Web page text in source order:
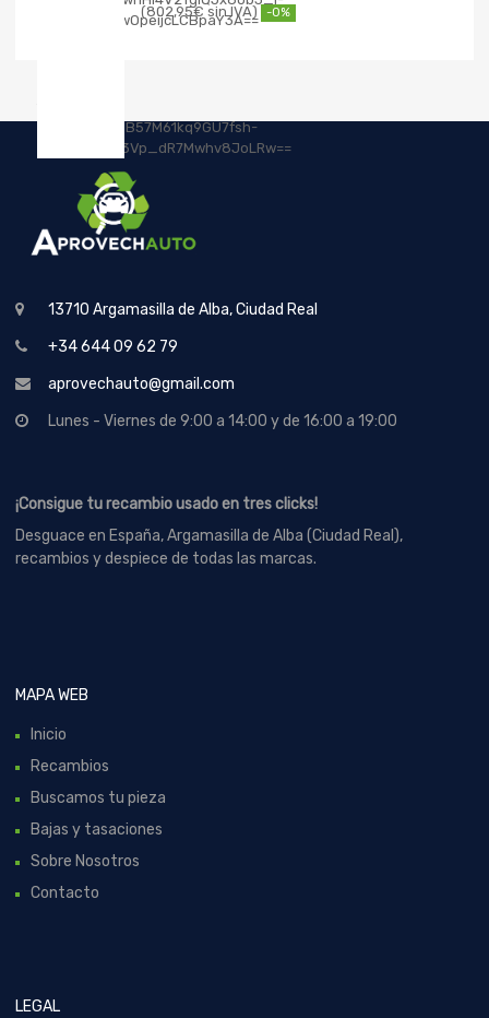
802,95€ -0%
13710 Argamasilla de Alba, Ciudad Real
+34 644 09 62 79
aprovechauto@gmail.com
Lunes - Viernes de 9:00 a 14:00 y de 16:00 a 19:00
¡Consigue tu recambio usado en tres clicks!
Desguace en España, Argamasilla de Alba (Ciudad Real),
recambios y despiece de todas las marcas.
MAPA WEB
Inicio
Recambios
Buscamos tu pieza
Bajas y tasaciones
Sobre Nosotros
Contacto
LEGAL